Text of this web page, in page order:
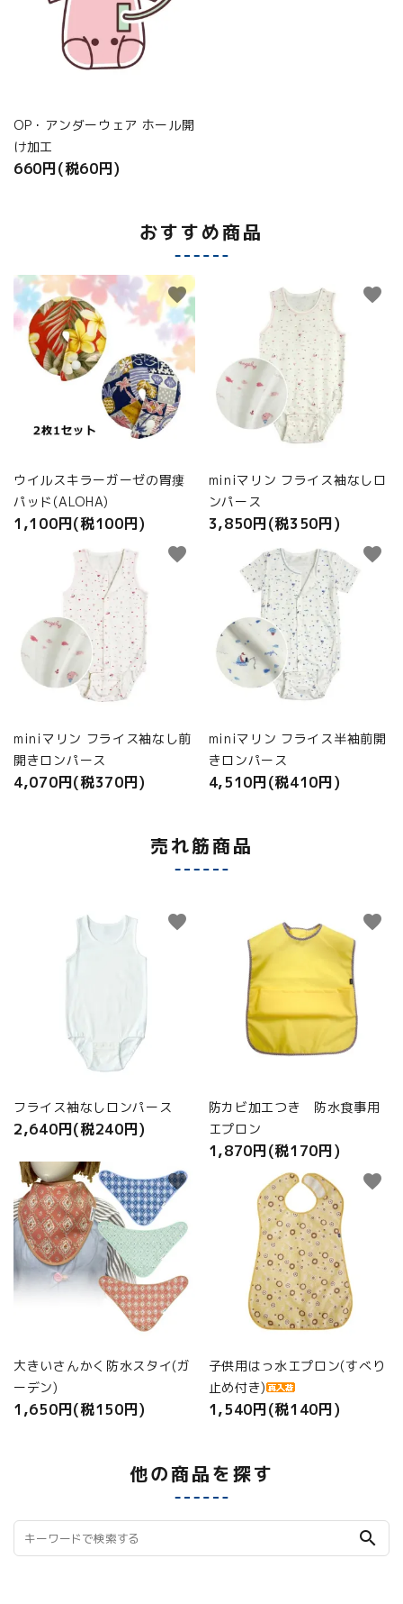
OP・アンダーウェア ホール開
け加工
660円(税60円)
おすすめ商品
ウイルスキラーガーゼの胃瘻
パッド(ALOHA)
1,100円(税100円)
favorite
miniマリン フライス袖なしロ
ンパース
3,850円(税350円)
favorite
miniマリン フライス袖なし前
開きロンパース
4,070円(税370円)
favorite
miniマリン フライス半袖前開
きロンパース
4,510円(税410円)
favorite
売れ筋商品
フライス袖なしロンパース
2,640円(税240円)
favorite
防カビ加工つき 防水食事用
エプロン
1,870円(税170円)
favorite
大きいさんかく防水スタイ(ガ
ーデン)
1,650円(税150円)
favorite
子供用はっ水エプロン(すべり
止め付き)
1,540円(税140円)
favorite
他の商品を探す
search